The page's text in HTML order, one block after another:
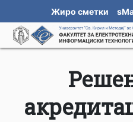
Жиро сметки